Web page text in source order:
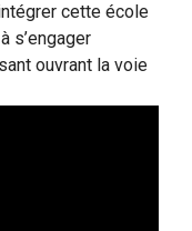
cette école
s’engager
ouvrant la voie